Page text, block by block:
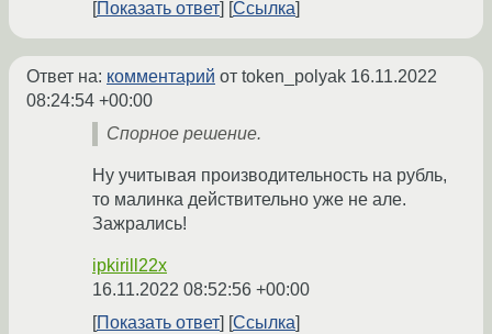
Показать ответ Ссылка
Ответ на: комментарий от token_polyak 16.11.2022
08:24:54 +00:00
Спорное решение.
Ну учитывая производительность на рубль,
то малинка действительно уже не але.
Зажрались!
ipkirill22x
16.11.2022 08:52:56 +00:00
Показать ответ
Ссылка